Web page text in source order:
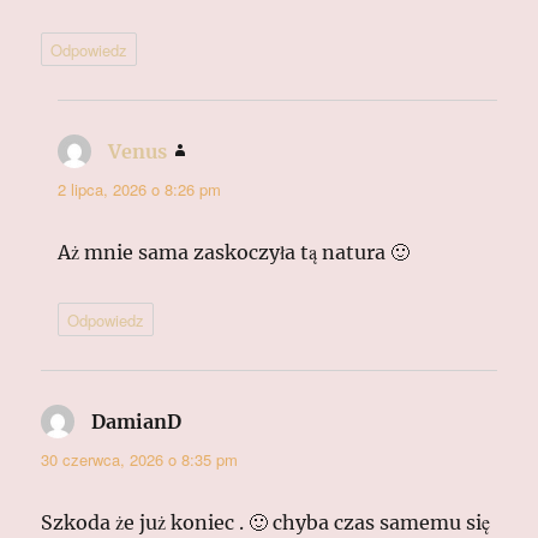
Odpowiedz
Venus
2 lipca, 2026 o 8:26 pm
Aż mnie sama zaskoczyła tą natura 🙂
Odpowiedz
DamianD
30 czerwca, 2026 o 8:35 pm
Szkoda że już koniec . 🙂 chyba czas samemu się